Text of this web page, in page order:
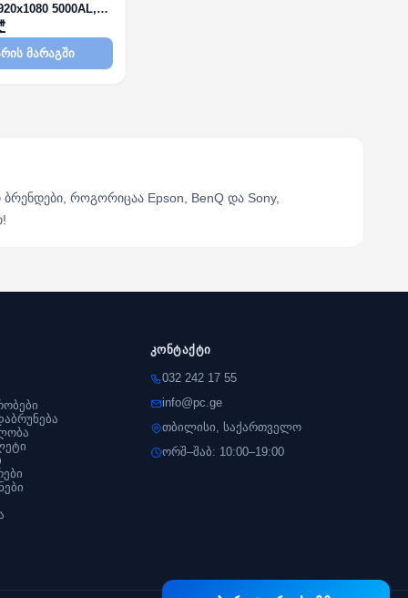
5000AL,
1.6x zoom, 24dB
HDMI x2, HV
მარაგში
როგორიცაა Epson, BenQ და Sony,
კონტაქტი
032 242 17 55
info@pc.ge
თბილისი, საქართველო
ორშ–შაბ: 10:00–19:00